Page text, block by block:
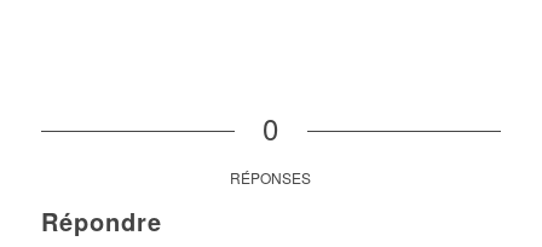
0
RÉPONSES
Répondre